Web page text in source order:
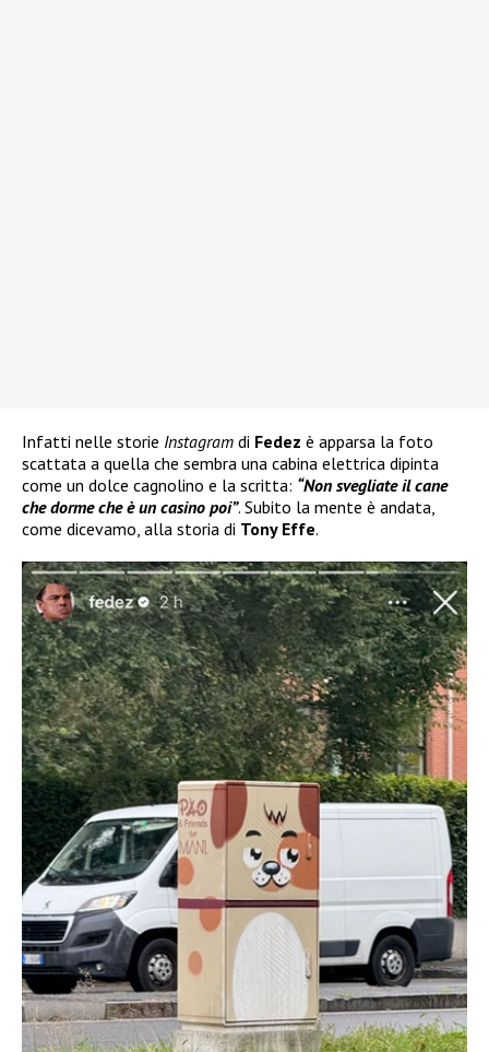
Infatti nelle storie Instagram di Fedez è apparsa la foto
scattata a quella che sembra una cabina elettrica dipinta
come un dolce cagnolino e la scritta: “Non svegliate il cane
che dorme che è un casino poi”. Subito la mente è andata,
come dicevamo, alla storia di Tony Effe.